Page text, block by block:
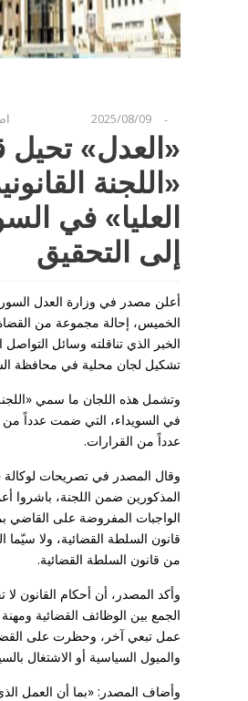
-
2025/08/09
«العدل» تحيل
«اللجنة
العليا» في
إلى التحقيق
أعلن مصدر في وزارة العدل
الخميس، إحالة مجموعة من
الخبر الذي تناقلته وسائل
تشكيل لجان محلية في محافظة
وتشمل هذه اللجان ما سمي «اللجنة
في السويداء، التي ضمت عدداً
عدداً من القرارات.
وقال المصدر في تصريحات لوكالة
المذكورين ضمن اللجنة، باشروا
الواجبات المفروضة على القاضي
من قانون السلطة القضائية.
وأكد المصدر، أن أحكام القانون لا
الجمع بين الوظائف القضائية
عمل تبعي آخر، وحظرت على القضاة
والميول السياسية أو الاشتغال
وأضاف المصدر: «بما أن العمل